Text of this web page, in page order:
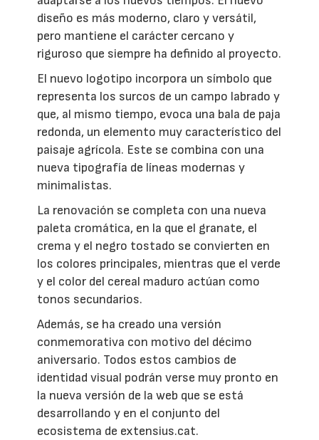
diseño es más moderno, claro y versátil,
pero mantiene el carácter cercano y
riguroso que siempre ha definido al proyecto.
El nuevo logotipo incorpora un símbolo que
representa los surcos de un campo labrado y
que, al mismo tiempo, evoca una bala de paja
redonda, un elemento muy característico del
paisaje agrícola. Este se combina con una
nueva tipografía de líneas modernas y
minimalistas.
La renovación se completa con una nueva
paleta cromática, en la que el granate, el
crema y el negro tostado se convierten en
los colores principales, mientras que el verde
y el color del cereal maduro actúan como
tonos secundarios.
Además, se ha creado una versión
conmemorativa con motivo del décimo
aniversario. Todos estos cambios de
identidad visual podrán verse muy pronto en
la nueva versión de la web que se está
desarrollando y en el conjunto del
ecosistema de extensius.cat.